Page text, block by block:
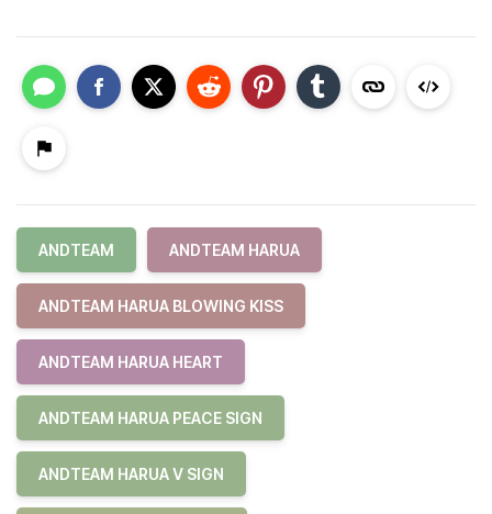
ANDTEAM ANDTEAM HARUA
ANDTEAM HARUA BLOWING KISS
ANDTEAM HARUA HEART
ANDTEAM HARUA PEACE SIGN
ANDTEAM HARUA V SIGN